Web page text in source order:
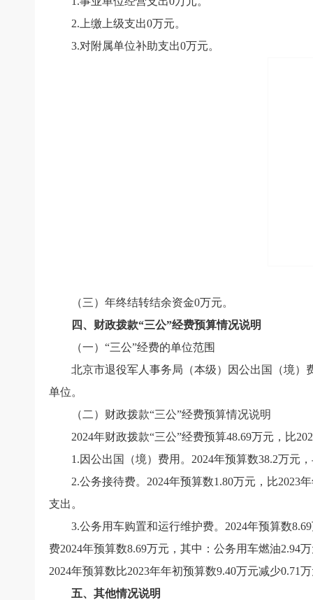
2. 上缴上级支出0万元。
3.对附属单位补助支出0万元。
（三）年终结转结余资金0万元。
四、财政拨款“三公”经费预算情况说明
（一）“三公”经费的单位范围
北京市退役军人事务局（本级）因公出国（境
单位。
（二）财政拨款“三公”经费预算情况说明
2024年财政拨款“三公”经费预算48.69万元，比
1.因公出国（境）费用。 2024年预算数38.2万元，
2.公务接待费。 2024年预算数1.80万元，比2023
支出。
3.公务用车购置和运行维护费。 2024年预算数8.69
费2024年预算数8.69万元，其中：公务用车燃油2.94
2024年预算数比2023年年初预算数9.40万元减少0.71
五、其他情况说明